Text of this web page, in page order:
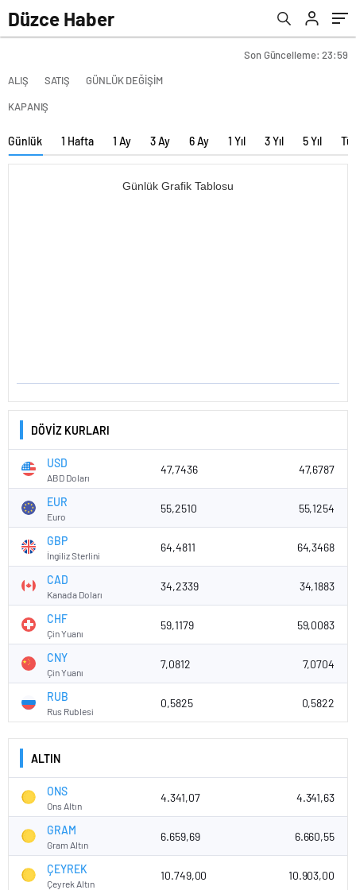
Düzce Haber
Son Güncelleme: 23:59
ALIŞ
SATIŞ GÜNLÜK DEĞİŞİM
KAPANIŞ
Günlük 1 Hafta 1 Ay 3 Ay 6 Ay 1 Yıl 3 Yıl 5 Yıl
Günlük Grafik Tablosu
DÖVİZ KURLARI
USD
ABD Doları
47,7436 47,6787
EUR
Euro
55,2510 55,1254
GBP
İngiliz Sterlini
64,4811 64,3468
CAD
Kanada Doları
34,2339 34,1883
CHF
Çin Yuanı
59,1179 59,0083
CNY
Çin Yuanı
7,0812 7,0704
RUB
Rus Rublesi
0,5825 0,5822
ALTIN
ONS
Ons Altın
4.341,07 4.341,63
GRAM
Gram Altın
6.659,69 6.660,55
ÇEYREK
Çeyrek Altın
10.749,00 10.903,00